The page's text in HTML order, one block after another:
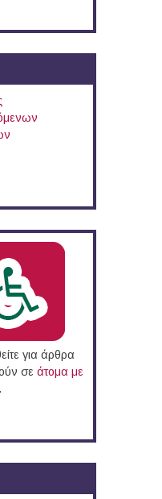
για άρθρα
σε άτομα με
.